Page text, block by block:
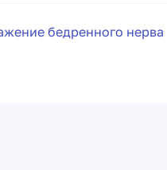
бедренного нерва